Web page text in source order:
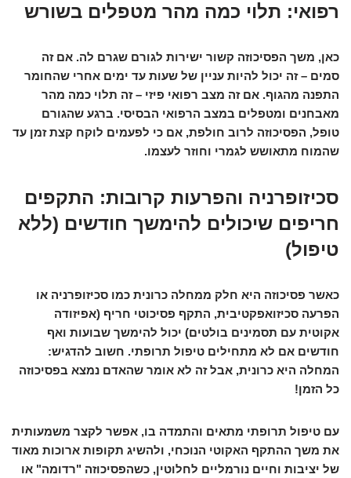
רפואי: תלוי כמה מהר מטפלים בשורש
כאן, משך הפסיכוזה קשור ישירות לגורם שגרם לה. אם זה
סמים – זה יכול להיות עניין של שעות עד ימים אחרי שהחומר
התפנה מהגוף. אם זה מצב רפואי פיזי – זה תלוי כמה מהר
מאבחנים ומטפלים במצב הרפואי הבסיסי. ברגע שהגורם
טופל, הפסיכוזה לרוב חולפת, אם כי לפעמים לוקח קצת זמן עד
שהמוח מתאושש לגמרי וחוזר לעצמו.
סכיזופרניה והפרעות קרובות: התקפים
חריפים שיכולים להימשך חודשים (ללא
טיפול)
כאשר פסיכוזה היא חלק ממחלה כרונית כמו סכיזופרניה או
הפרעה סכיזואפקטיבית, התקף פסיכוטי חריף (אפיזודה
אקוטית עם תסמינים בולטים) יכול להימשך שבועות ואף
חודשים אם לא מתחילים טיפול תרופתי. חשוב להדגיש:
המחלה היא כרונית, אבל זה לא אומר שהאדם נמצא בפסיכוזה
כל הזמן!
עם טיפול תרופתי מתאים והתמדה בו, אפשר לקצר משמעותית
את משך ההתקף האקוטי הנוכחי, ולהשיג תקופות ארוכות מאוד
של יציבות וחיים נורמליים לחלוטין, כשהפסיכוזה "רדומה" או